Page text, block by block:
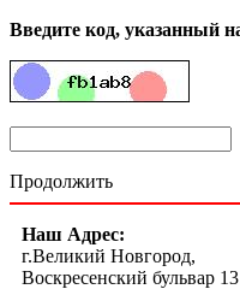
Введите код, указанный
Продолжить
Наш Адрес:
г.Великий Новгород,
Воскресенский бульвар 13